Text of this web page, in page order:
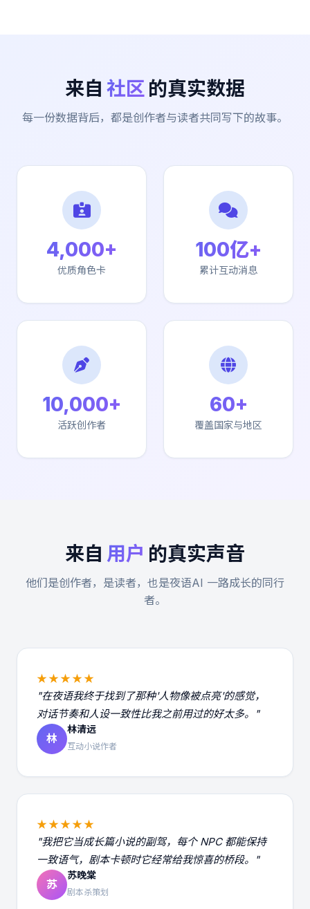
来自 社区 的真实数据
每一份数据背后，都是创作者与读者共同写下的故事。
4,000+
优质角色卡
100亿+
累计互动消息
10,000+
活跃创作者
60+
覆盖国家与地区
来自 用户 的真实声音
他们是创作者，是读者，也是夜语AI 一路成长的同行
者。
★★★★★
"在夜语我终于找到了那种'人物像被点亮'的感觉，
对话节奏和人设一致性比我之前用过的好太多。"
林
林清远
互动小说作者
★★★★★
"我把它当成长篇小说的副驾，每个 NPC 都能保持
一致语气，剧本卡顿时它经常给我惊喜的桥段。"
苏
苏晚棠
剧本杀策划